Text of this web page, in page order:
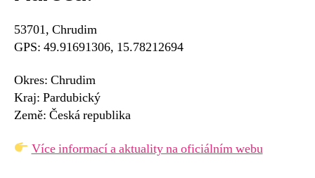
53701, Chrudim
GPS: 49.91691306, 15.78212694
Okres: Chrudim
Kraj: Pardubický
Země: Česká republika
Více informací a aktuality na oficiálním webu